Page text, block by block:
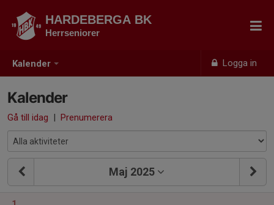
Kalender Logga in
HARDEBERGA BK
Herrseniorer
Kalender
Gå till idag | Prenumerera
Maj 2025